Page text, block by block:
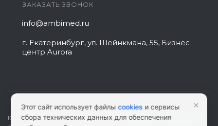
ЗАКАЗАТЬ ЗВОНОК
info@ambimed.ru
г. Екатеринбург, ул. Шейнкмана, 55, Бизнес
центр Aurora
КАРТА САЙТА|ПОЛИТИКА КОНФИДЕНЦИАЛЬНОСТИ|СОГЛАСИЕ НА
Этот сайт использует файлыcookies и сервисы
сбора технических данных для обеспечения
×